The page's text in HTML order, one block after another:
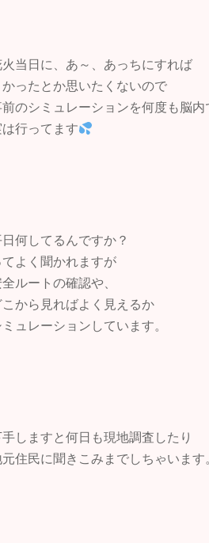
火当日に、あ～、あっちにすれば
かったとか思いたくないので
前のシミュレーションを何度も脳内
は行ってます
何してるんですか？
てよく聞かれますが
ルートの確認や、
こから見ればよく見えるか
ミュレーションしています。
しますと何日も現地調査したり
住民に聞きこみまでしちゃいます